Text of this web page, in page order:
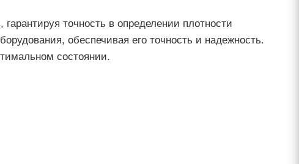
точность в определении плотности
обеспечивая его точность и надежность.
состоянии.